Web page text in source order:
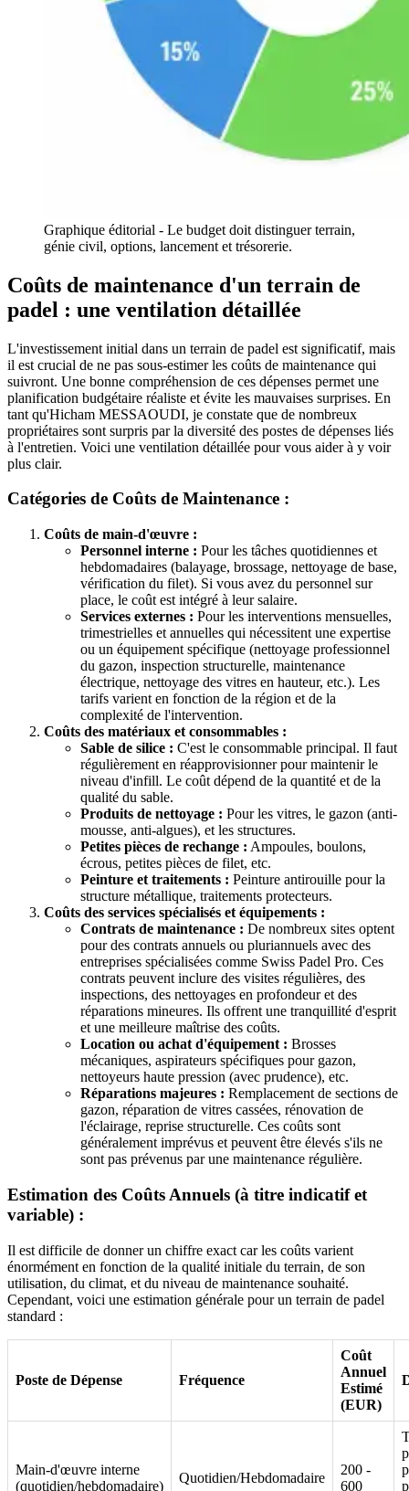
Graphique éditorial - Le budget doit distinguer terrain,
génie civil, options, lancement et trésorerie.
Coûts de maintenance d'un terrain de
padel : une ventilation détaillée
L'investissement initial dans un terrain de padel est significatif, mais
il est crucial de ne pas sous-estimer les coûts de maintenance qui
suivront. Une bonne compréhension de ces dépenses permet une
planification budgétaire réaliste et évite les mauvaises surprises. En
tant qu'Hicham MESSAOUDI, je constate que de nombreux
propriétaires sont surpris par la diversité des postes de dépenses liés
à l'entretien. Voici une ventilation détaillée pour vous aider à y voir
plus clair.
Catégories de Coûts de Maintenance :
Coûts de main-d'œuvre :
Personnel interne : Pour les tâches quotidiennes et
hebdomadaires (balayage, brossage, nettoyage de base,
vérification du filet). Si vous avez du personnel sur
place, le coût est intégré à leur salaire.
Services externes : Pour les interventions mensuelles,
trimestrielles et annuelles qui nécessitent une expertise
ou un équipement spécifique (nettoyage professionnel
du gazon, inspection structurelle, maintenance
électrique, nettoyage des vitres en hauteur, etc.). Les
tarifs varient en fonction de la région et de la
complexité de l'intervention.
Coûts des matériaux et consommables :
Sable de silice : C'est le consommable principal. Il faut
régulièrement en réapprovisionner pour maintenir le
niveau d'infill. Le coût dépend de la quantité et de la
qualité du sable.
Produits de nettoyage : Pour les vitres, le gazon (anti-
mousse, anti-algues), et les structures.
Petites pièces de rechange : Ampoules, boulons,
écrous, petites pièces de filet, etc.
Peinture et traitements : Peinture antirouille pour la
structure métallique, traitements protecteurs.
Coûts des services spécialisés et équipements :
Contrats de maintenance : De nombreux sites optent
pour des contrats annuels ou pluriannuels avec des
entreprises spécialisées comme Swiss Padel Pro. Ces
contrats peuvent inclure des visites régulières, des
inspections, des nettoyages en profondeur et des
réparations mineures. Ils offrent une tranquillité d'esprit
et une meilleure maîtrise des coûts.
Location ou achat d'équipement : Brosses
mécaniques, aspirateurs spécifiques pour gazon,
nettoyeurs haute pression (avec prudence), etc.
Réparations majeures : Remplacement de sections de
gazon, réparation de vitres cassées, rénovation de
l'éclairage, reprise structurelle. Ces coûts sont
généralement imprévus et peuvent être élevés s'ils ne
sont pas prévenus par une maintenance régulière.
Estimation des Coûts Annuels (à titre indicatif et
variable) :
Il est difficile de donner un chiffre exact car les coûts varient
énormément en fonction de la qualité initiale du terrain, de son
utilisation, du climat, et du niveau de maintenance souhaité.
Cependant, voici une estimation générale pour un terrain de padel
standard :
Poste de Dépense Fréquence
Coût
Annuel
Estimé
(EUR)
Main-d'œuvre interne
(quotidien/hebdomadaire)
Quotidien/Hebdomadaire
200 -
600